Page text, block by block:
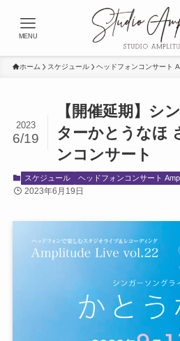
MENU
ホーム スケジュール ヘッドフォンコンサート
【開催延期】シ
ターかとうなほ
ンコンサート
2023
6/19
スケジュール ヘッドフォンコンサート
2023年6月19日